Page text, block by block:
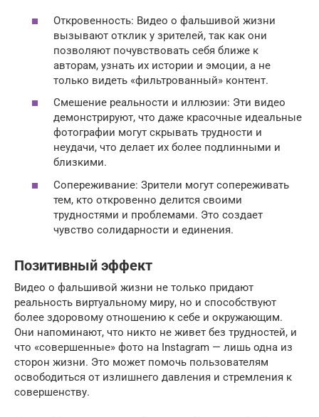
Откровенность: Видео о фальшивой жизни
вызывают отклик у зрителей, так как они
позволяют почувствовать себя ближе к
авторам, узнать их истории и эмоции, а не
только видеть «фильтрованный» контент.
Смешение реальности и иллюзии: Эти видео
демонстрируют, что даже красочные идеальные
фотографии могут скрывать трудности и
неудачи, что делает их более подлинными и
близкими.
Сопереживание: Зрители могут сопереживать
тем, кто откровенно делится своими
трудностями и проблемами. Это создает
чувство солидарности и единения.
Позитивный эффект
Видео о фальшивой жизни не только придают
реальность виртуальному миру, но и способствуют
более здоровому отношению к себе и окружающим.
Они напоминают, что никто не живет без трудностей, и
что «совершенные» фото на Instagram — лишь одна из
сторон жизни. Это может помочь пользователям
освободиться от излишнего давления и стремления к
совершенству.